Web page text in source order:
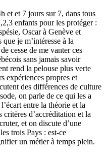
et et 7 jours sur 7, dans tous
enfants pour les protéger :
Oscar à Genève et
je m’intéresse à la
cesse de me vanter ces
sans jamais savoir
rend la pelouse plus verte
expériences propres et
des différences de culture
on parle de ce qui les a
entre la théorie et la
d’accréditation et la
et on discute d’une
trois Pays : est-ce
un métier à temps plein.